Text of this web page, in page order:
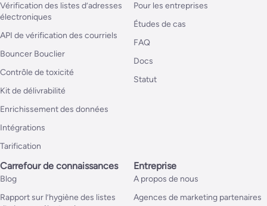
Vérification des listes d’adresses
électroniques
API de vérification des courriels
Bouncer Bouclier
Contrôle de toxicité
Kit de délivrabilité
Enrichissement des données
Intégrations
Tarification
Pour les entreprises
Études de cas
FAQ
Docs
Statut
Carrefour de connaissances
Blog
Rapport sur l’hygiène des listes
Entreprise
A propos de nous
Agences de marketing partenaires